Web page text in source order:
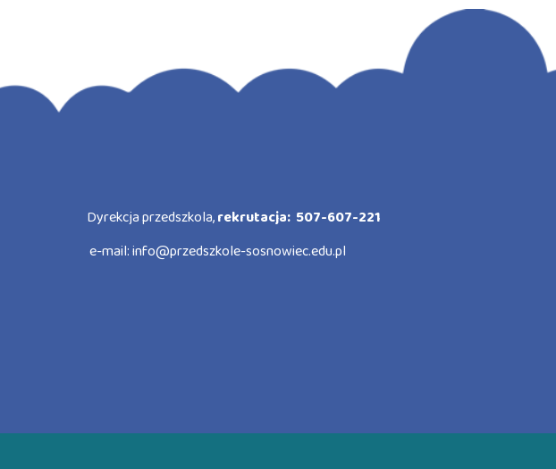
Dyrekcja przedszkola,rekrutacja: 507-607-221
e-mail:info@przedszkole-sosnowiec.edu.pl